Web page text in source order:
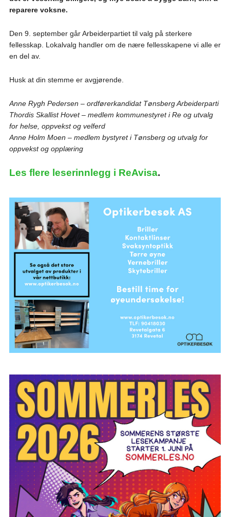
reparere voksne.
Den 9. september går Arbeiderpartiet til valg på sterkere
fellesskap. Lokalvalg handler om de nære fellesskapene vi alle er
en del av.
Husk at din stemme er avgjørende.
Anne Rygh Pedersen – ordførerkandidat Tønsberg Arbeiderparti
Thordis Skallist Hovet – medlem kommunestyret i Re og utvalg
for helse, oppvekst og velferd
Anne Holm Moen – medlem bystyret i Tønsberg og utvalg for
oppvekst og opplæring
Les flere leserinnlegg i ReAvisa.